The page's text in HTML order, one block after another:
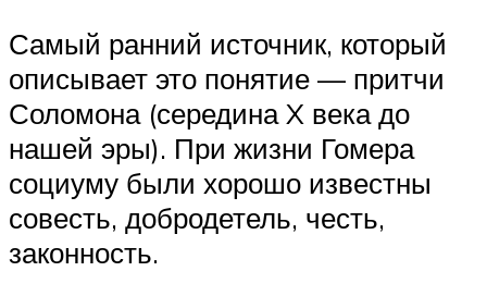
Самый ранний источник, который
описывает это понятие — притчи
Соломона (середина X века до
нашей эры). При жизни Гомера
социуму были хорошо известны
совесть, добродетель, честь,
законность.